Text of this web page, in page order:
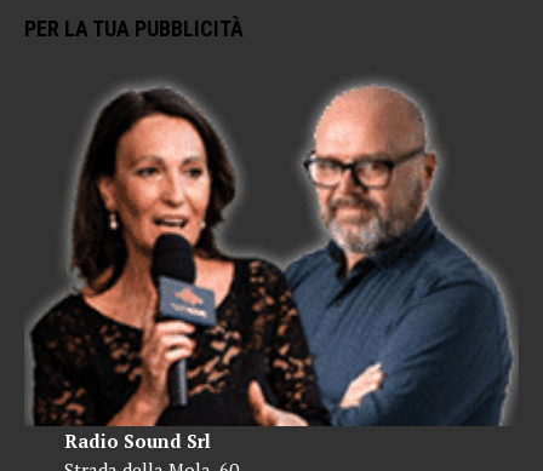
PER LA TUA PUBBLICITÀ
Radio Sound Srl